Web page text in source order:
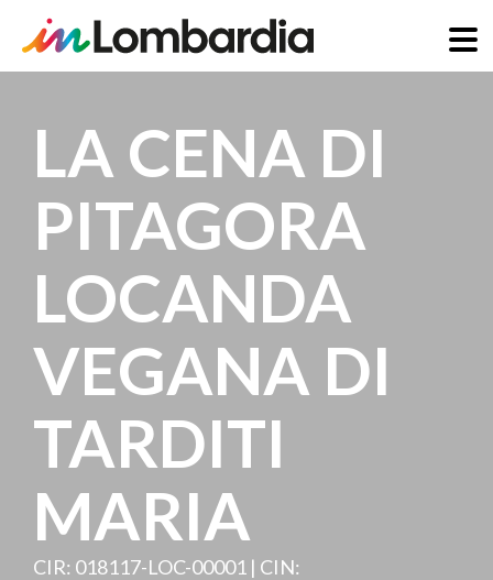
contenuto
principale
LA CENA DI
PITAGORA
LOCANDA
VEGANA DI
TARDITI
MARIA
CIR: 018117-LOC-00001 | CIN: